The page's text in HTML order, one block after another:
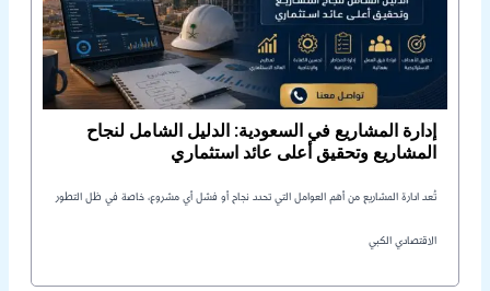
إدارة المشاريع في السعودية: الدليل الشامل لنجاح
المشاريع وتحقيق أعلى عائد استثماري
تُعد ادارة المشاريع من أهم العوامل التي تحدد نجاح أو فشل أي مشروع، خاصة في ظل التطور
الاقتصادي الكبي